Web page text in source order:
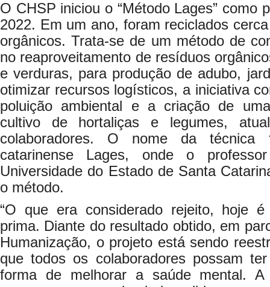
O CHSP iniciou o “Método Lages” como
2022. Em um ano, foram reciclados
orgânicos. Trata-se de um método de
no reaproveitamento de resíduos
e verduras, para produção de adubo,
otimizar recursos logísticos, a iniciativa
poluição ambiental e a criação de
cultivo de hortaliças e legumes,
colaboradores. O nome da
catarinense Lages, onde o
Universidade do Estado de Santa
o método.
“O que era considerado rejeito, hoje
prima. Diante do resultado obtido, em
Humanização, o projeto está sendo
que todos os colaboradores possam
forma de melhorar a saúde mental.